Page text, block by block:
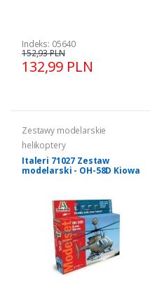
Indeks: 05640
132,99 PLN
152,93 PLN
Zestawy modelarskie
helikoptery
Italeri 71027 Zestaw
modelarski - OH-58D Kiowa